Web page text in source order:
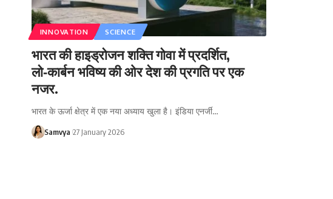
INNOVATION SCIENCE
भारत की हाइड्रोजन शक्ति गोवा में प्रदर्शित,
लो‑कार्बन भविष्य की ओर देश की प्रगति पर एक
नजर.
भारत के ऊर्जा क्षेत्र में एक नया अध्याय खुला है। इंडिया एनर्जी…
Samvya 27 January 2026